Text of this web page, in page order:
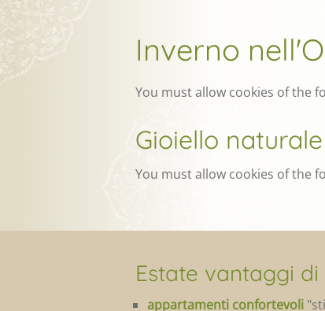
Inverno
You must allow cookies of the
Gioiello
You must allow cookies of the
Estate vantaggi
appartamenti confortevoli